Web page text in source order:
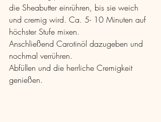
die Sheabutter einrühren, bis sie weich
und cremig wird. Ca. 5- 10 Minuten auf
höchster Stufe mixen.
Anschließend Carotinöl dazugeben und
nochmal verrühren.
Abfüllen und die herrliche Cremigkeit
genießen.